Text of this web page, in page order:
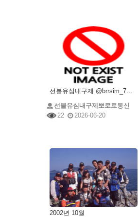
선불유심내구제 @brrsim_7텔레그램 소액급전 선불유심매입 뽀로로통신 급전 선불유심현금화하는업체
선불유심내구제뽀로로통신
22
2026-06-20
2002년 10월